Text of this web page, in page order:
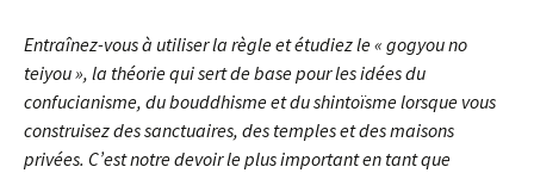
Entraînez-vous à utiliser la règle et étudiez le « gogyou no
teiyou », la théorie qui sert de base pour les idées du
confucianisme, du bouddhisme et du shintoïsme lorsque vous
construisez des sanctuaires, des temples et des maisons
privées. C’est notre devoir le plus important en tant que